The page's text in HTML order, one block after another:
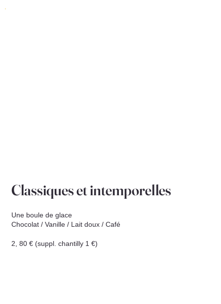
Classiques et intemporelles
Une boule de glace
Chocolat / Vanille / Lait doux / Café
2, 80 € (suppl. chantilly 1 €)